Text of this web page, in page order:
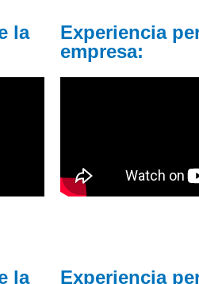
la
Experiencia
empresa:
la
Experiencia